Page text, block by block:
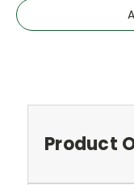
Product